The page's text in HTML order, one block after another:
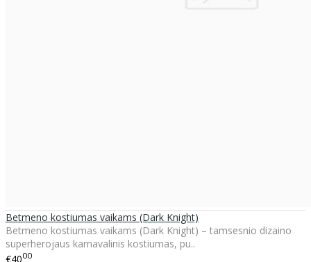
Betmeno kostiumas vaikams (Dark Knight)
Betmeno kostiumas vaikams (Dark Knight) – tamsesnio dizaino
superherojaus karnavalinis kostiumas, pu..
€4000